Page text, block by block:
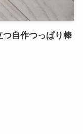
自作つっぱり棒